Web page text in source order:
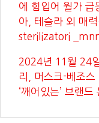
에 힘입어 월가 급
아, 테슬라 외 매
sterilizatori
2024년 11월 24
리, 머스크-베조스
‘깨어있는’ 브랜드